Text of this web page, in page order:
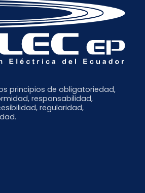
principios de obligatoriedad,
responsabilidad,
regularidad,